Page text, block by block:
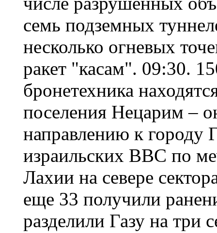
семь подземных
несколько огневых
ракет "касам". 09:30.
бронетехника
поселения Нецарим –
направлению к городу
израильских ВВС по
Лахии на севере
еще 33 получили
разделили Газу на